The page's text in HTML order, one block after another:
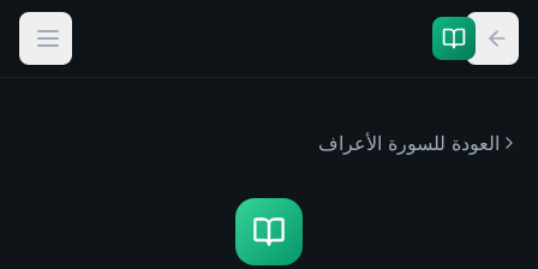
العودة للسورة الأعراف